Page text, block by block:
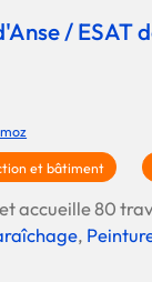
/ ESAT
et bâtiment
accueille 80
,